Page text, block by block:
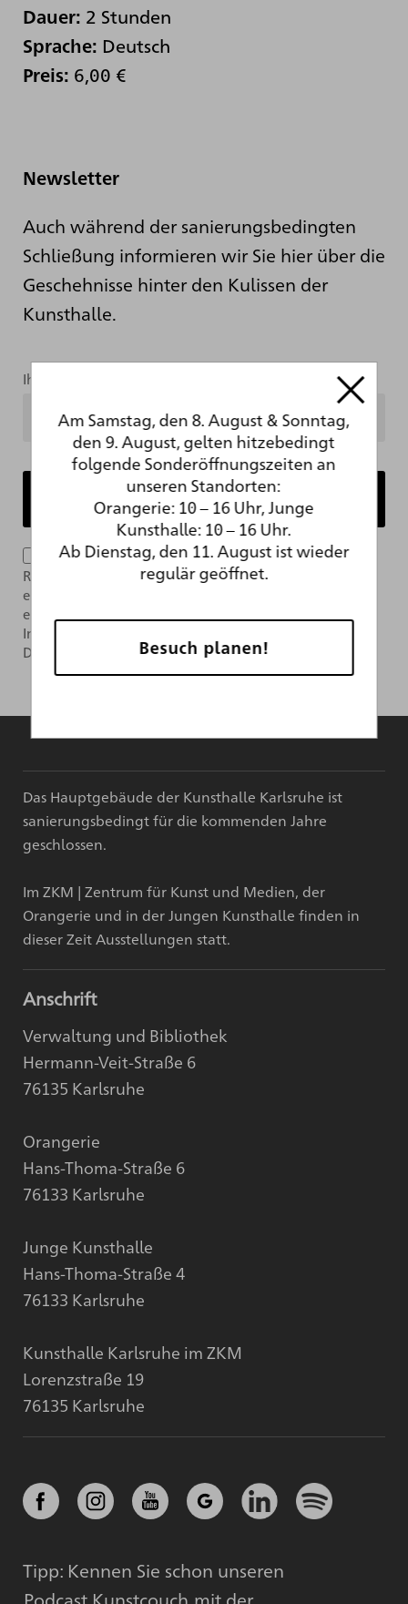
Dauer: 2 Stunden
Sprache: Deutsch
Preis: 6,00 €
Newsletter
Auch während der sanierungsbedingten
Schließung informieren wir Sie hier über die
Geschehnisse hinter den Kulissen der
Kunsthalle.
Ihre Mailadresse
Ich bin mit der Verarbeitung meiner Daten im
Rahmen des Newsletter-Abonnements per E-Mail
einverstanden. Das Abonnement kann jederzeit über
einen Link im Newsletter widerrufen werden. Weitere
Informationen finden Sie in unserer
Datenschutzerklärung.
Das Hauptgebäude der Kunsthalle Karlsruhe ist
sanierungsbedingt für die kommenden Jahre
geschlossen.
Im ZKM | Zentrum für Kunst und Medien, der
Orangerie und in der Jungen Kunsthalle finden in
dieser Zeit Ausstellungen statt.
Anschrift
Verwaltung und Bibliothek
Hermann-Veit-Straße 6
76135 Karlsruhe
Orangerie
Hans-Thoma-Straße 6
76133 Karlsruhe
Junge Kunsthalle
Hans-Thoma-Straße 4
76133 Karlsruhe
Kunsthalle Karlsruhe im ZKM
Lorenzstraße 19
76135 Karlsruhe
Tipp: Kennen Sie schon unseren
Podcast Kunstcouch mit der
Am Samstag, den 8. August & Sonntag,
den 9. August, gelten hitzebedingt
folgende Sonderöffnungszeiten an
unseren Standorten:
Orangerie: 10 – 16 Uhr, Junge
Kunsthalle: 10 – 16 Uhr.
Ab Dienstag, den 11. August ist wieder
regulär geöffnet.
Besuch planen!